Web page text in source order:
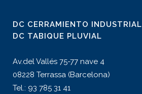
DC CERRAMIENTO INDUSTRIAL
DC TABIQUE PLUVIAL
Av.del Vallés 75-77 nave 4
08228 Terrassa (Barcelona)
Tel.: 93 785 31 41